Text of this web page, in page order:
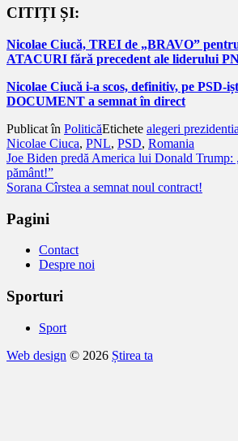
CITIȚI ȘI:
Nicolae Ciucă, TREI de „BRAVO”
ATACURI fără precedent ale liderului
Nicolae Ciucă i-a scos, definitiv, pe PSD-
DOCUMENT a semnat în direct
Publicat în PoliticăEtichete alegeri
Nicolae Ciuca, PNL, PSD, Romania
Navigare
în
Joe Biden predă America lui Donald Trump:
pământ!”
Sorana Cîrstea a semnat noul contract!
Pagini
Contact
Despre noi
Sporturi
Sport
Web design © 2026 Știrea ta